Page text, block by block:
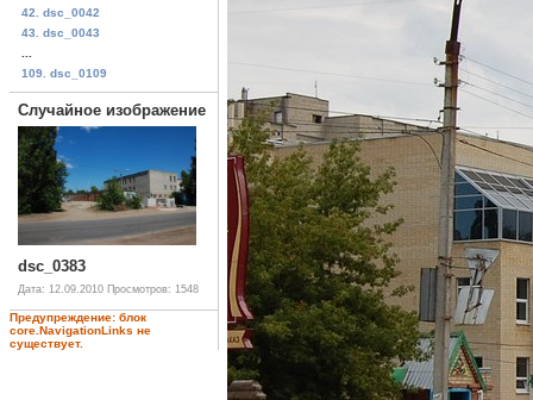
42. dsc_0042
43. dsc_0043
109. dsc_0109
Случайное изображение
dsc_0383
Дата: 12.09.2010 Просмотров: 1548
Предупреждение: блок
core.NavigationLinks не
существует.